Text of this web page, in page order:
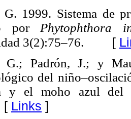
G. 1999. Sistema de
por Phytophthora
3(2):75–76. [
G.; Padrón, J.; y
del
y el moho azul del
Links ]